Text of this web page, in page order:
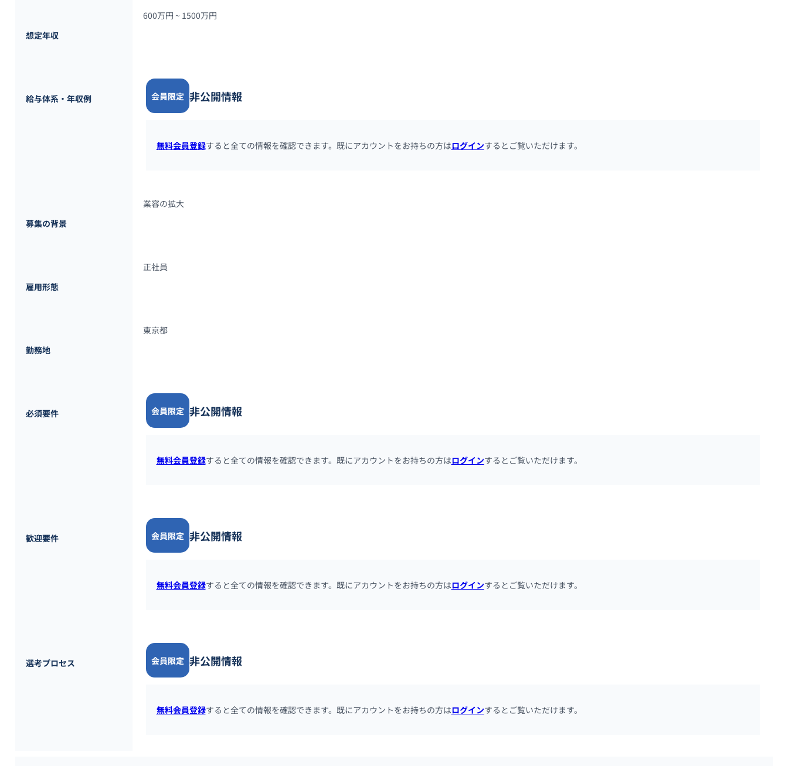
想定年収
600万円 ~ 1500万円
給与体系・年収例 会員限定 非公開情報
無料会員登録すると全ての情報を確認できます。既にアカウントをお持ちの方はログインするとご覧いただけます。
募集の背景
業容の拡大
雇用形態
正社員
勤務地
東京都
必須要件 会員限定 非公開情報
無料会員登録すると全ての情報を確認できます。既にアカウントをお持ちの方はログインするとご覧いただけます。
歓迎要件 会員限定 非公開情報
無料会員登録すると全ての情報を確認できます。既にアカウントをお持ちの方はログインするとご覧いただけます。
選考プロセス 会員限定 非公開情報
無料会員登録すると全ての情報を確認できます。既にアカウントをお持ちの方はログインするとご覧いただけます。